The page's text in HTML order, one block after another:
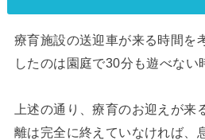
療育施設の送迎車が来る時間を
したのは園庭で30分も遊べない
上述の通り、療育のお迎えが来
離は完全に終えていなければ、